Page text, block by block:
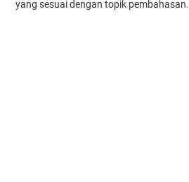
yang sesuai dengan topik pembahasan.